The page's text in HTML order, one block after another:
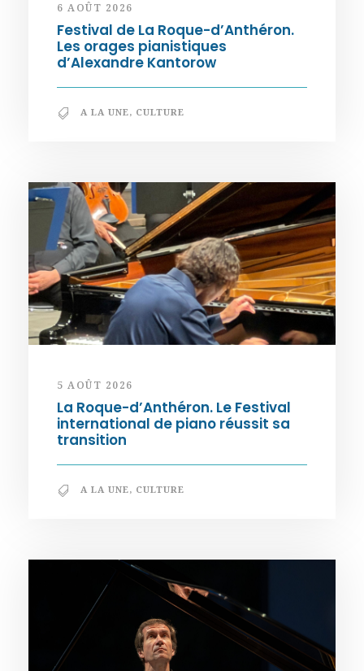
6 AOÛT 2026
Festival de La Roque-d’Anthéron.
Les orages pianistiques
d’Alexandre Kantorow
A LA UNE, CULTURE
5 AOÛT 2026
La Roque-d’Anthéron. Le Festival
international de piano réussit sa
transition
A LA UNE, CULTURE